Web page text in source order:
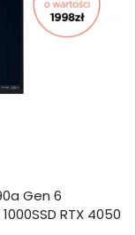
Gen 6
RTX 4050